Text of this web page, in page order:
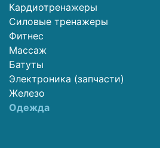
Кардиотренажеры
Силовые тренажеры
Фитнес
Массаж
Батуты
Электроника (запчасти)
Железо
Одежда